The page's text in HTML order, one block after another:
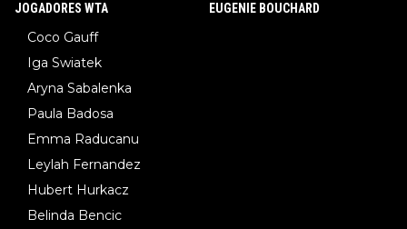
JOGADORES WTA
Coco Gauff
Iga Swiatek
Aryna Sabalenka
Paula Badosa
Emma Raducanu
Leylah Fernandez
Hubert Hurkacz
Belinda Bencic
EUGENIE BOUCHARD